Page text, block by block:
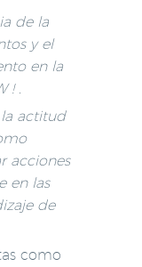
de la
y el
en la
! .
actitud
acciones
en las
de
como